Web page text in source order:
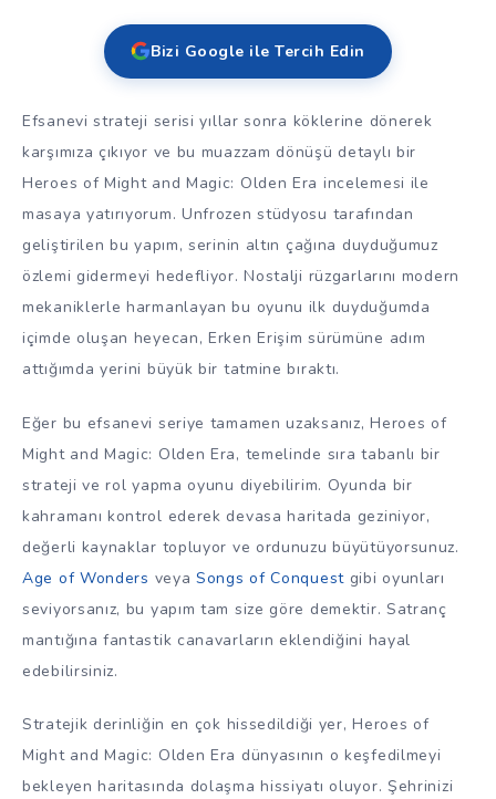
Bizi Google ile Tercih Edin
Efsanevi strateji serisi yıllar sonra köklerine dönerek
karşımıza çıkıyor ve bu muazzam dönüşü detaylı bir
Heroes of Might and Magic: Olden Era incelemesi ile
masaya yatırıyorum. Unfrozen stüdyosu tarafından
geliştirilen bu yapım, serinin altın çağına duyduğumuz
özlemi gidermeyi hedefliyor. Nostalji rüzgarlarını modern
mekaniklerle harmanlayan bu oyunu ilk duyduğumda
içimde oluşan heyecan, Erken Erişim sürümüne adım
attığımda yerini büyük bir tatmine bıraktı.
Eğer bu efsanevi seriye tamamen uzaksanız, Heroes of
Might and Magic: Olden Era, temelinde sıra tabanlı bir
strateji ve rol yapma oyunu diyebilirim. Oyunda bir
kahramanı kontrol ederek devasa haritada geziniyor,
değerli kaynaklar topluyor ve ordunuzu büyütüyorsunuz.
Age of Wonders veyaSongs of Conquestgibi oyunları
seviyorsanız, bu yapım tam size göre demektir. Satranç
mantığına fantastik canavarların eklendiğini hayal
edebilirsiniz.
Stratejik derinliğin en çok hissedildiği yer, Heroes of
Might and Magic: Olden Era dünyasının o keşfedilmeyi
bekleyen haritasında dolaşma hissiyatı oluyor. Şehrinizi